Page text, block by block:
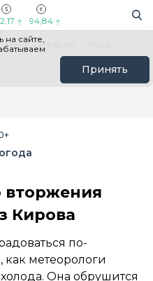
94,84
на сайте,
Принять
Мы в Telegram
вторжения
Кирова
по-
метеорологи
Она обрушится